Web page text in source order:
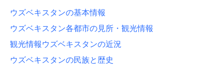
ウズベキスタンの基本情報
ウズベキスタン各都市の見所・観光情報
観光情報 ウズベキスタンの近況
ウズベキスタンの民族と歴史